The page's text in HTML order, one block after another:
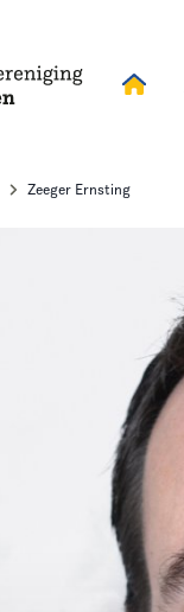
Zeeger Ernsting